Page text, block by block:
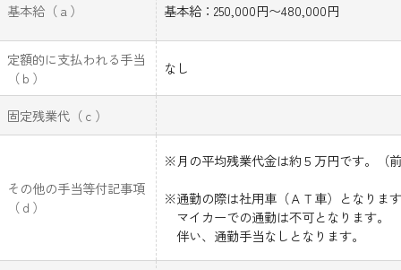
基本給（ａ） 基本給：250,000円〜480,000円
定額的に支払われる手当
（ｂ）
なし
固定残業代（ｃ）
その他の手当等付記事項
（ｄ）
※月の平均残業代金は約５万円です。（
※通勤の際は社用車（ＡＴ車）となりま
マイカーでの通勤は不可となります。
伴い、通勤手当なしとなります。